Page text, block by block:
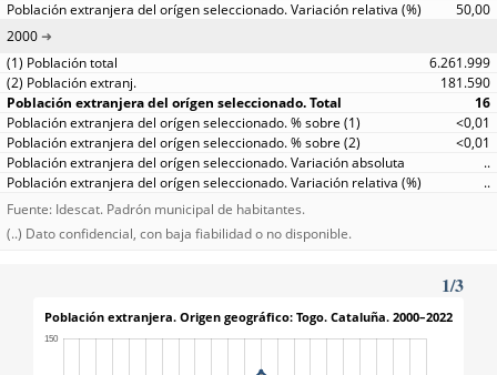
50,00
2000
6.261.999
181.590
16
<0,01
<0,01
..
..
Fuente: Idescat. Padrón municipal de habitantes.
(..) Dato confidencial, con baja fiabilidad o no disponible.